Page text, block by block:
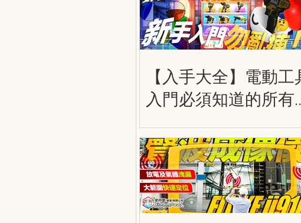
【入手大全】電動工
入門必須知道的所有
情 Powertool
Guide